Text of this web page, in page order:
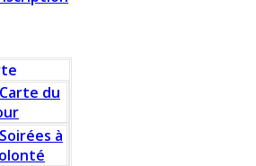
Carte du
Soirées à